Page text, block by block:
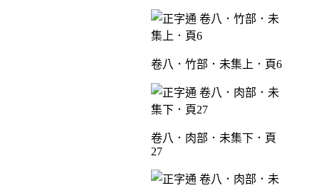
卷八．竹部．未集上．頁6
卷八．肉部．未集下．頁
27